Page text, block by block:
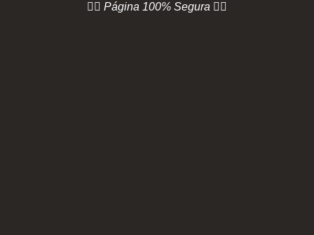
👇🏻 Página 100% Segura 👇🏻